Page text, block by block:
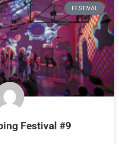
FESTIVAL
Festival #9